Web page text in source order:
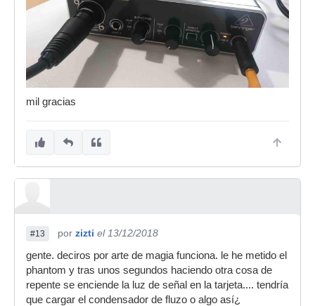
mil gracias
#13 por zizti el 13/12/2018
gente. deciros por arte de magia funciona. le he metido el
phantom y tras unos segundos haciendo otra cosa de
repente se enciende la luz de señal en la tarjeta.... tendría
que cargar el condensador de fluzo o algo así¿